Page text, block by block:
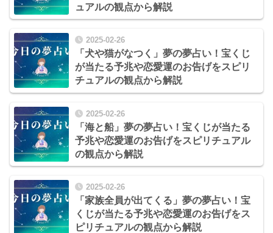
ュアルの観点から解説
2025-02-26
「犬や猫がなつく」夢の夢占い！宝くじ
が当たる予兆や恋愛運のお告げをスピリ
チュアルの観点から解説
2025-02-26
「海と船」夢の夢占い！宝くじが当たる
予兆や恋愛運のお告げをスピリチュアル
の観点から解説
2025-02-26
「家族全員が出てくる」夢の夢占い！宝
くじが当たる予兆や恋愛運のお告げをス
ピリチュアルの観点から解説